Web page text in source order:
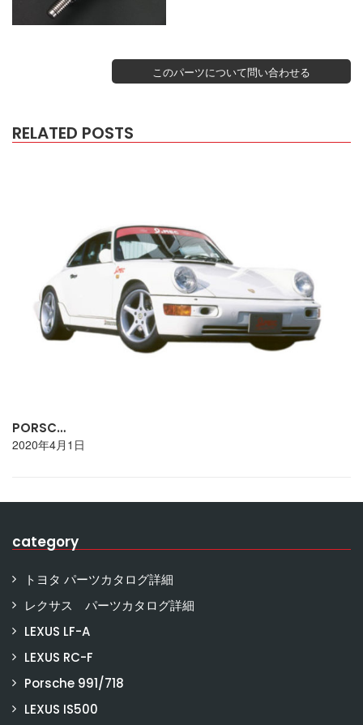
このパーツについて問い合わせる
RELATED POSTS
PORSC…
2020年4月1日
category
トヨタ パーツカタログ詳細
レクサス パーツカタログ詳細
LEXUS LF-A
LEXUS RC-F
Porsche 991/718
LEXUS IS500